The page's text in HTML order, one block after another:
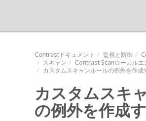
Contrastドキュメント 監視と防御
スキャン
Contrast Scanローカルエ
カスタムスキャンルールの例外を作成
カスタムスキ
の例外を作成